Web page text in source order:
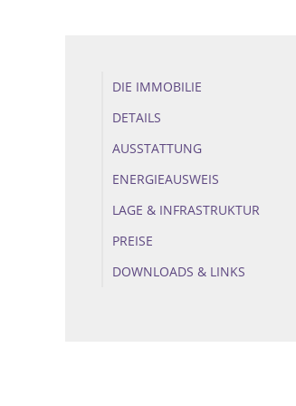
DIE IMMOBILIE
DETAILS
AUSSTATTUNG
ENERGIEAUSWEIS
LAGE & INFRASTRUKTUR
PREISE
DOWNLOADS & LINKS